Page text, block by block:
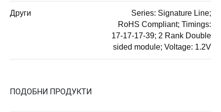
Други
Series: Signature Line;
RoHS Compliant; Timings:
17-17-17-39; 2 Rank Double
sided module; Voltage: 1.2V
ПОДОБНИ ПРОДУКТИ